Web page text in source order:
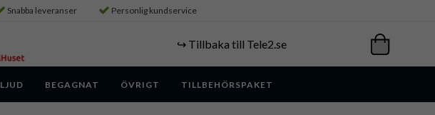
Snabba leveranser Personlig kundservice
↪️ Tillbaka till Tele2.se
LJUD BEGAGNAT ÖVRIGT TILLBEHÖRSPAKET